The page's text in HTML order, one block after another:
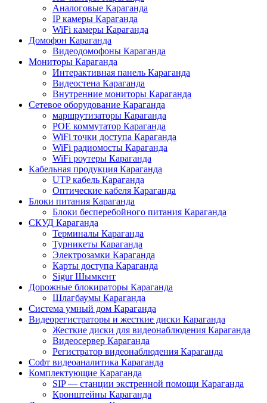
Аналоговые Караганда
IP камеры Караганда
WiFi камеры Караганда
Домофон Караганда
Видеодомофоны Караганда
Мониторы Караганда
Интерактивная панель Караганда
Видеостена Караганда
Внутренние мониторы Караганда
Сетевое оборудование Караганда
маршрутизаторы Караганда
POE коммутатор Караганда
WiFi точки доступа Караганда
WiFi радиомосты Караганда
WiFi роутеры Караганда
Кабельная продукция Караганда
UTP кабель Караганда
Оптические кабеля Караганда
Блоки питания Караганда
Блоки бесперебойного питания Караганда
СКУД Караганда
Терминалы Караганда
Турникеты Караганда
Электрозамки Караганда
Карты доступа Караганда
Sigur Шымкент
Дорожные блокираторы Караганда
Шлагбаумы Караганда
Система умный дом Караганда
Видеорегистраторы и жесткие диски Караганда
Жесткие диски для видеонаблюдения Караганда
Видеосервер Караганда
Регистратор видеонаблюдения Караганда
Софт видеоаналитика Караганда
Комплектующие Караганда
SIP — станции экстренной помощи Караганда
Кронштейны Караганда